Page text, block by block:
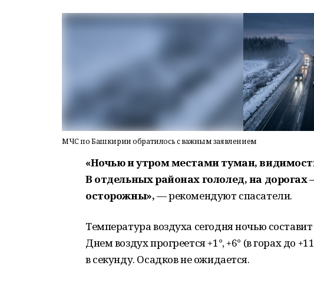
МЧС по Башкирии обратилось с важным заявлением
«Ночью и утром местами туман,
В отдельных районах гололед, на дорогах
осторожны»,— рекомендуют спасатели.
Температура воздуха сегодня ночью
Днем воздух прогреется +1°, +6° (в горах до
в секунду. Осадков не ожидается.